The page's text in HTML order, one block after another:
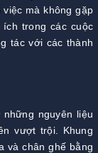
mà không gặp
trong các cuộc
tác với các thành
nguyên liệu
vượt trội. Khung
và chân ghế bằng